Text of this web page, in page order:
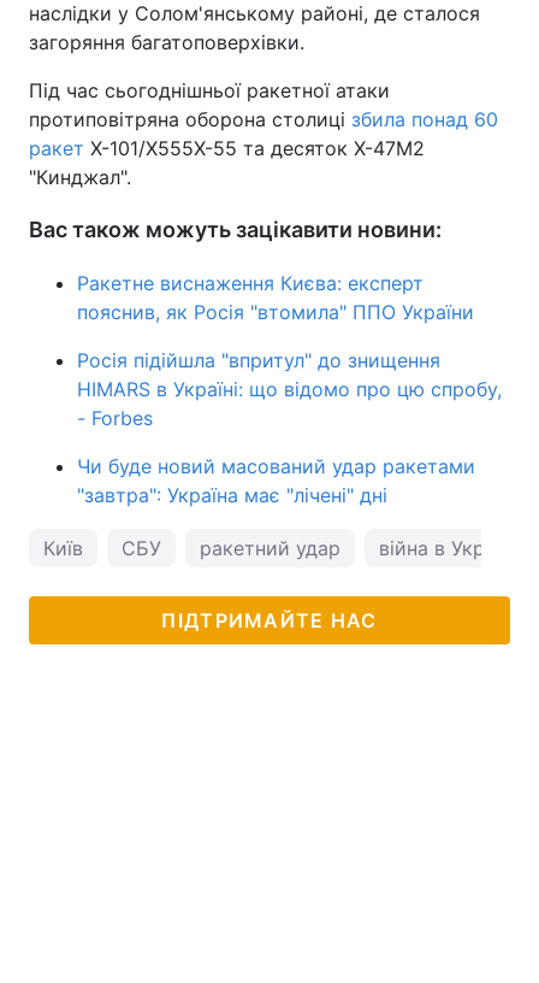
наслідки у Солом'янському районі, де сталося
загоряння багатоповерхівки.
Під час сьогоднішньої ракетної атаки
протиповітряна оборона столиці збила понад 60
ракет Х-101/Х555Х-55 та десяток Х-47М2
"Кинджал".
Вас також можуть зацікавити новини:
Ракетне виснаження Києва: експерт
пояснив, як Росія "втомила" ППО України
Росія підійшла "впритул" до знищення
HIMARS в Україні: що відомо про цю спробу,
- Forbes
Чи буде новий масований удар ракетами
"завтра": Україна має "лічені" дні
Київ СБУ ракетний удар війна в Україні
ПІДТРИМАЙТЕ НАС